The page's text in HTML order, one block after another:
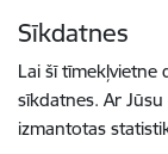
Sīkdatnes
Lai šī tīmekļvietne
sīkdatnes. Ar
izmantotas